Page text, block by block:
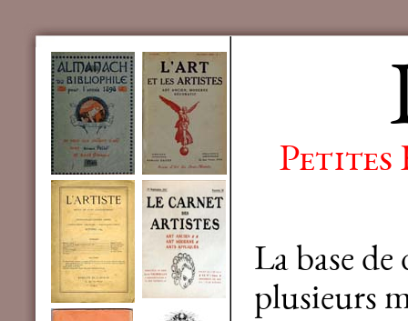
Petites
La base
plusieurs